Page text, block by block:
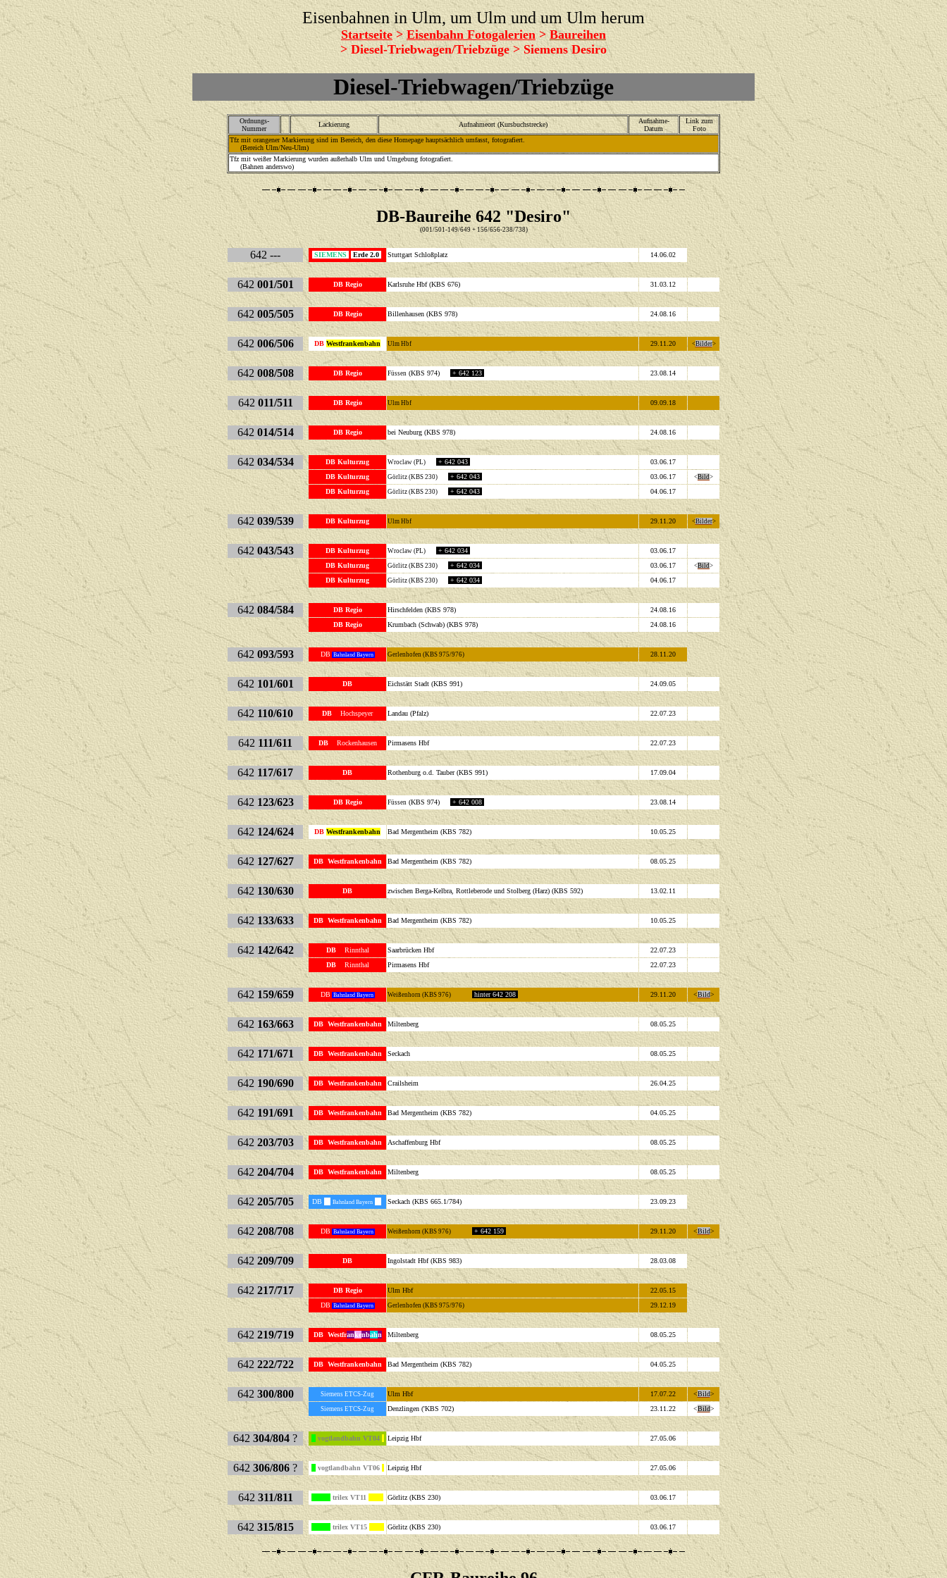
Eisenbahnen in Ulm, um Ulm und um Ulm herum
Startseite> Eisenbahn Fotogalerien>Baureihen
> Diesel-Triebwagen/Triebzüge > Siemens Desiro
Diesel-Triebwagen/Triebzüge
Ordnungs-
Nummer
Lackierung Aufnahmeort (Kursbuchstrecke)
Aufnahme-
Datum
Link zum
Foto
Tfz mit orangener Markierung sind im Bereich, den diese Homepage hauptsächlich umfasst, fotografiert.
(Bereich Ulm/Neu-Ulm)
Tfz mit weißer Markierung wurden außerhalb Ulm und Umgebung fotografiert.
(Bahnen anderswo)
DB-Baureihe 642 "Desiro"
(001/501-149/649 + 156/656-238/738)
642 --- SIEMENS Erde 2.0 Stuttgart Schloßplatz 14.06.02
642 001/501 DB Regio Karlsruhe Hbf (KBS 676) 31.03.12
642 005/505 DB Regio Billenhausen (KBS 978) 24.08.16
642 006/506 DB Westfrankenbahn Ulm Hbf 29.11.20 <Bilder>
642 008/508 DB Regio Füssen (KBS 974) + 642 123 23.08.14
642 011/511 DB Regio Ulm Hbf 09.09.18
642 014/514 DB Regio bei Neuburg (KBS 978) 24.08.16
642 034/534 DB Kulturzug Wroclaw (PL) + 642 043
03.06.17
DB Kulturzug
Görlitz (KBS 230) + 642 043 03.06.17 <Bild>
DB Kulturzug Görlitz (KBS 230) + 642 043 04.06.17
642 039/539 DB Kulturzug Ulm Hbf 29.11.20 <Bilder>
642 043/543 DB Kulturzug Wroclaw (PL) + 642 034
03.06.17
DB Kulturzug
Görlitz (KBS 230) + 642 034 03.06.17 <Bild>
DB Kulturzug Görlitz (KBS 230) + 642 034 04.06.17
642 084/584 DB Regio Hirschfelden (KBS 978)
24.08.16
DB Regio
Krumbach (Schwab) (KBS 978) 24.08.16
642 093/593 DB Bahnland Bayern Gerlenhofen (KBS 975/976) 28.11.20
642 101/601 DB Eichstätt Stadt (KBS 991) 24.09.05
642 110/610 DB Hochspeyer Landau (Pfalz) 22.07.23
642 111/611 DBRockenhausen Pirmasens Hbf 22.07.23
642 117/617 DB Rothenburg o.d. Tauber (KBS 991) 17.09.04
642 123/623 DB Regio Füssen (KBS 974) + 642 008 23.08.14
642 124/624 DB Westfrankenbahn Bad Mergentheim (KBS 782) 10.05.25
642 127/627 DB Westfrankenbahn Bad Mergentheim (KBS 782) 08.05.25
642 130/630 DB zwischen Berga-Kelbra, Rottleberode und Stolberg (Harz) (KBS 592) 13.02.11
642 133/633 DB Westfrankenbahn Bad Mergentheim (KBS 782) 10.05.25
642 142/642 DBRinnthal Saarbrücken Hbf
22.07.23
DBRinnthal Pirmasens Hbf 22.07.23
642 159/659 DB Bahnland Bayern Weißenhorn (KBS 976) hinter 642 208 29.11.20 <Bild>
642 163/663 DB Westfrankenbahn Miltenberg 08.05.25
642 171/671 DB Westfrankenbahn Seckach 08.05.25
642 190/690 DB Westfrankenbahn Crailsheim 26.04.25
642 191/691 DB Westfrankenbahn Bad Mergentheim (KBS 782) 04.05.25
642 203/703 DB Westfrankenbahn Aschaffenburg Hbf 08.05.25
642 204/704 DB Westfrankenbahn Miltenberg 08.05.25
642 205/705 DB Bahnland Bayern Seckach (KBS 665.1/784) 23.09.23
642 208/708 DB Bahnland Bayern Weißenhorn (KBS 976) + 642 159 29.11.20 <Bild>
642 209/709 DB Ingolstadt Hbf (KBS 983) 28.03.08
642 217/717 DB Regio Ulm Hbf
22.05.15
DB Bahnland Bayern Gerlenhofen (KBS 975/976) 29.12.19
642 219/719 DB Westfrankenbahn Miltenberg 08.05.25
642 222/722 DB Westfrankenbahn Bad Mergentheim (KBS 782) 04.05.25
642 300/800 Siemens ETCS-Zug Ulm Hbf 17.07.22 <Bild>
Siemens ETCS-Zug Denzlingen ('KBS 702) 23.11.22 <Bild>
642 304/804 ? vogtlandbahn VT04 Leipzig Hbf 27.05.06
642 306/806 ? vogtlandbahn VT06 Leipzig Hbf 27.05.06
642 311/811 trilex VT11 Görlitz (KBS 230) 03.06.17
642 315/815 trilex VT15 Görlitz (KBS 230) 03.06.17